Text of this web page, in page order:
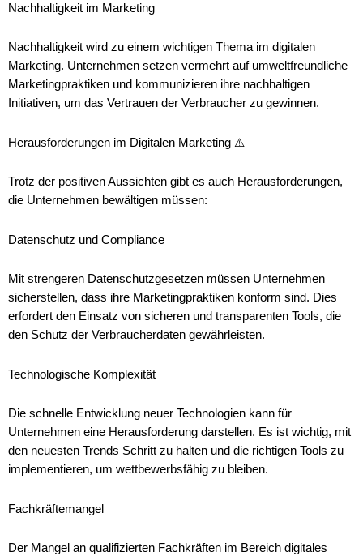
Nachhaltigkeit im Marketing
Nachhaltigkeit wird zu einem wichtigen Thema im digitalen
Marketing. Unternehmen setzen vermehrt auf umweltfreundliche
Marketingpraktiken und kommunizieren ihre nachhaltigen
Initiativen, um das Vertrauen der Verbraucher zu gewinnen.
Herausforderungen im Digitalen Marketing ⚠️
Trotz der positiven Aussichten gibt es auch Herausforderungen,
die Unternehmen bewältigen müssen:
Datenschutz und Compliance
Mit strengeren Datenschutzgesetzen müssen Unternehmen
sicherstellen, dass ihre Marketingpraktiken konform sind. Dies
erfordert den Einsatz von sicheren und transparenten Tools, die
den Schutz der Verbraucherdaten gewährleisten.
Technologische Komplexität
Die schnelle Entwicklung neuer Technologien kann für
Unternehmen eine Herausforderung darstellen. Es ist wichtig, mit
den neuesten Trends Schritt zu halten und die richtigen Tools zu
implementieren, um wettbewerbsfähig zu bleiben.
Fachkräftemangel
Der Mangel an qualifizierten Fachkräften im Bereich digitales